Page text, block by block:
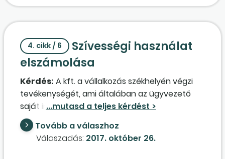
4. cikk / 6
Szívességi használat
elszámolása
Kérdés: A kft. a vállalkozás székhelyén végzi
tevékenységét, ami általában az ügyvezető
saját ingatlana. Ingyenesen bocsátja
rendelkezésre a műhelyt, a raktárt, a garázst.
Ebben az esetben szívességi használat valósul
meg. Számviteli szempontból mi a helyes
Tovább a válaszhoz
Válaszadás: 2017. október 26.